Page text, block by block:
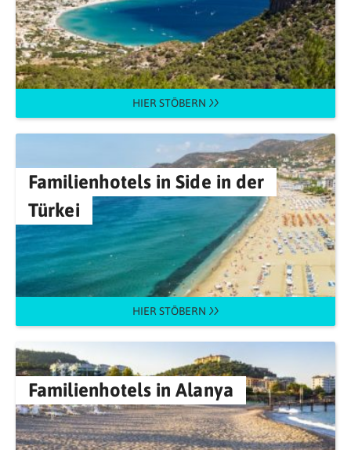
HIER STÖBERN
Familienhotels in Side in der
Türkei
HIER STÖBERN
Familienhotels in Alanya